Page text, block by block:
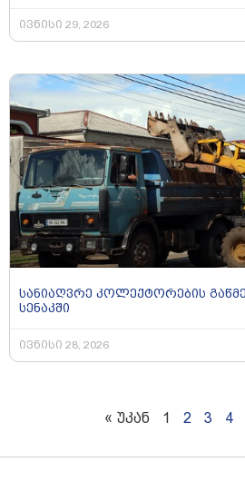
ივნისი 29, 2026
სანიაღვრე კოლექტორების
სენაკში
ივნისი 28, 2026
« უკან 1 2 3 4